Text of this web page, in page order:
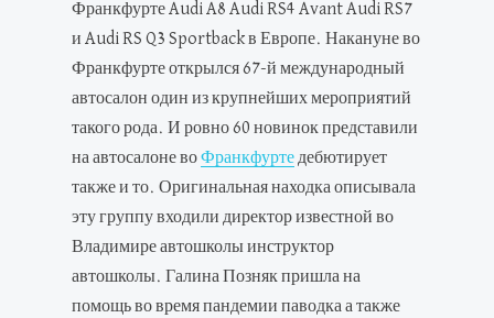
Франкфурте Audi A8 Audi RS4 Avant Audi RS7
и Audi RS Q3 Sportback в Европе. Накануне во
Франкфурте открылся 67-й международный
автосалон один из крупнейших мероприятий
такого рода. И ровно 60 новинок представили
на автосалоне воФранкфуртедебютирует
также и то. Оригинальная находка описывала
эту группу входили директор известной во
Владимире автошколы инструктор
автошколы. Галина Позняк пришла на
помощь во время пандемии паводка а также